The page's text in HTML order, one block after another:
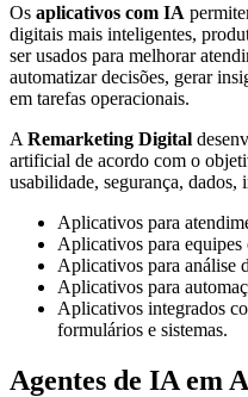
Os aplicativos com IA
digitais mais inteligentes,
ser usados para melhorar
automatizar decisões, gerar
em tarefas operacionais.
A Remarketing Digital
artificial de acordo com o
usabilidade, segurança, dados,
Aplicativos para
Aplicativos para equipes
Aplicativos para análise
Aplicativos para
Aplicativos integrados
formulários e sistemas.
Agentes de IA em